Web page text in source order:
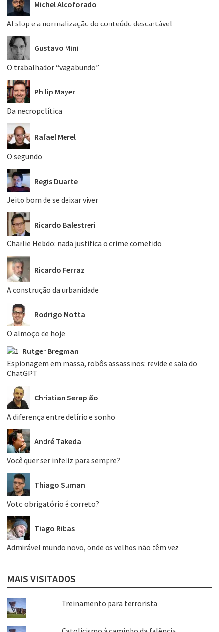
Michel Alcoforado
AI slop e a normalização do conteúdo descartável
Gustavo Mini
O trabalhador “vagabundo”
Philip Mayer
Da necropolítica
Rafael Merel
O segundo
Regis Duarte
Jeito bom de se deixar viver
Ricardo Balestreri
Charlie Hebdo: nada justifica o crime cometido
Ricardo Ferraz
A construção da urbanidade
Rodrigo Motta
O almoço de hoje
Rutger Bregman
Espionagem em massa, robôs assassinos: revide e saia do
ChatGPT
Christian Serapião
A diferença entre delírio e sonho
André Takeda
Você quer ser infeliz para sempre?
Thiago Suman
Voto obrigatório é correto?
Tiago Ribas
Admirável mundo novo, onde os velhos não têm vez
MAIS VISITADOS
Treinamento para terrorista